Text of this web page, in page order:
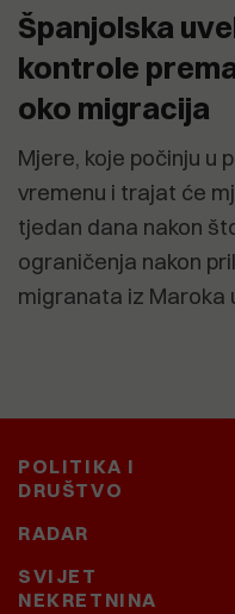
Španjolska
kontrole
oko migracija
Mjere, koje počinju u
vremenu i trajat će
tjedan dana nakon
ograničenja nakon
migranata iz Maroka
POLITIKA I
DRUŠTVO
RADAR
SVIJET
NEKRETNINA